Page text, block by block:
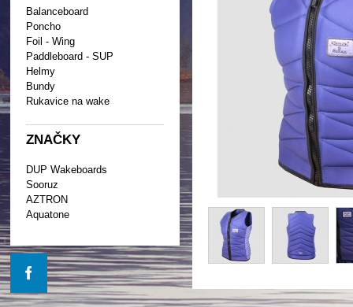
Balanceboard
Poncho
Foil - Wing
Paddleboard - SUP
Helmy
Bundy
Rukavice na wake
ZNAČKY
DUP Wakeboards
Sooruz
AZTRON
Aquatone